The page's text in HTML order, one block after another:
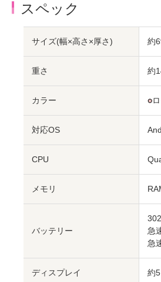
スペック
サイズ(幅×高さ×厚さ) 約
重さ 約
カラー ●
対応OS
CPU
メモリ
バッテリー
急
急
ディスプレイ 約